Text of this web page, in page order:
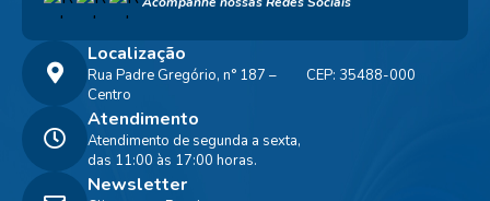
Localização
Rua Padre Gregório, n° 187 –
Centro
CEP: 35488-000
Atendimento
Atendimento de segunda a sexta,
das 11:00 às 17:00 horas.
Newsletter